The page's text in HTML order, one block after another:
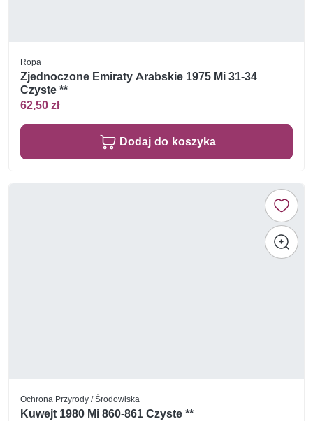
Ropa
Zjednoczone Emiraty Arabskie 1975 Mi 31-34
Czyste **
62,50 zł
Dodaj do koszyka
Ochrona Przyrody / Środowiska
Kuwejt 1980 Mi 860-861 Czyste **